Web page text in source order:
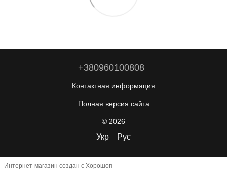
+380960100808
Контактная информация
Полная версия сайта
© 2026
Укр Рус
Интернет-магазин создан с Хорошоп